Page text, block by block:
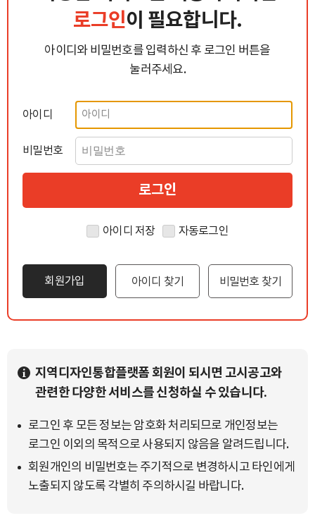
로그인이 필요합니다.
아이디와 비밀번호를 입력하신 후 로그인 버튼을
눌러주세요.
아이디
비밀번호
아이디 저장 자동로그인
회원가입 아이디 찾기 비밀번호 찾기
지역디자인통합플랫폼 회원이 되시면 고시공고와
관련한 다양한 서비스를 신청하실 수 있습니다.
로그인 후 모든 정보는 암호화 처리되므로 개인정보는
로그인 이외의 목적으로 사용되지 않음을 알려드립니다.
회원개인의 비밀번호는 주기적으로 변경하시고 타인에게
노출되지 않도록 각별히 주의하시길 바랍니다.